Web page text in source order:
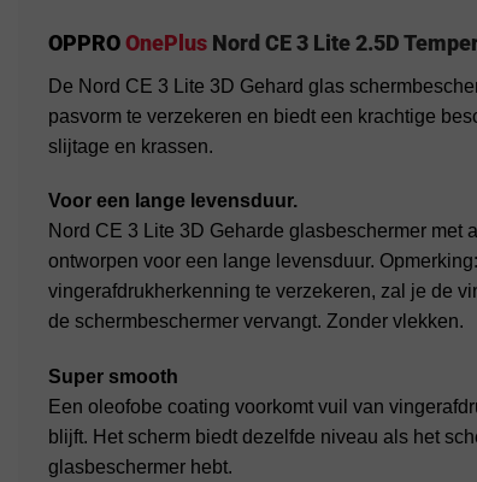
OPPROOnePlus Nord CE 3 Lite 2.5D
De Nord CE 3 Lite 3D Gehard glas
pasvorm te verzekeren en biedt een krachtige
slijtage en krassen.
Voor een lange levensduur.
Nord CE 3 Lite 3D Geharde glasbeschermer
ontworpen voor een lange levensduur.
vingerafdrukherkenning te verzekeren, zal je de
de schermbeschermer vervangt. Zonder vlekken.
Super smooth
Een oleofobe coating voorkomt vuil van
blijft. Het scherm biedt dezelfde niveau als het
glasbeschermer hebt.